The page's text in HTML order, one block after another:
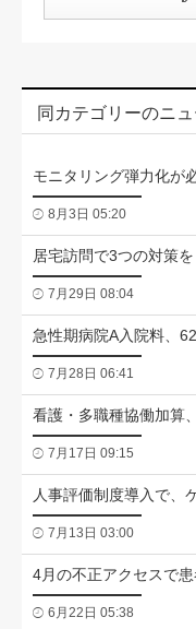
同カテゴリーのニュ
モニタリング弾力化
8月3日 05:20
居宅訪問で3つの対策
7月29日 08:04
急性期病院A入院料、
7月28日 06:41
看護・多職種協働加算
7月17日 09:15
人事評価制度導入で、
7月13日 03:00
4月の不正アクセスで
6月22日 05:38